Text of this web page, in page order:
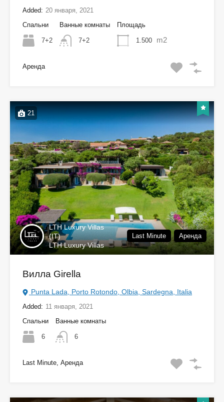
Added: 20 января, 2021
Спальни
7+2
Ванные комнаты
7+2
Площадь
1.500 m2
Аренда
21
LTH Luxury Villas
(IT)
LTH Luxury Villas
Last Minute Аренда
Вилла Girella
Punta Lada, Porto Rotondo, Olbia, Sardegna, Italia
Added: 11 января, 2021
Спальни
6
Ванные комнаты
6
Last Minute, Аренда